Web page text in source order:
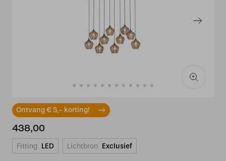
Ontvang € 5,- korting!
438,00
Fitting LED Lichtbron Exclusief